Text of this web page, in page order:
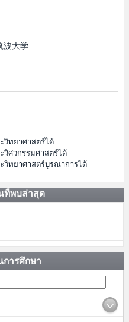
波大学
วิทยาศาสตร์ได้
วิศวกรรมศาสตร์ได้
วิทยาศาสตร์บูรณาการได้
ที่พบล่าสุด
ารศึกษา